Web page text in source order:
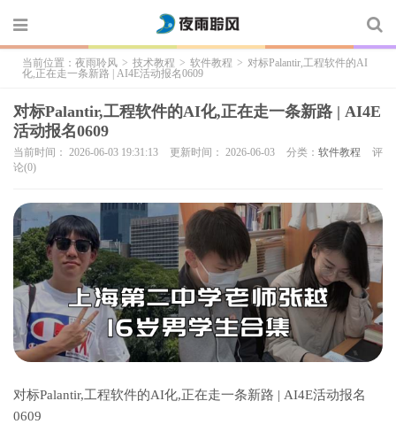
当前位置： 夜雨聆风 > 技术教程 > 软件教程 > 对标Palantir,工程软件的AI
化,正在走一条新路 | AI4E活动报名0609
对标Palantir,工程软件的AI化,正在走一条新路 | AI4E
活动报名0609
当前时间： 2026-06-03 19:31:13 更新时间： 2026-06-03 分类： 软件教程
评
论(0)
对标Palantir,工程软件的AI化,正在走一条新路 | AI4E活动报名
0609